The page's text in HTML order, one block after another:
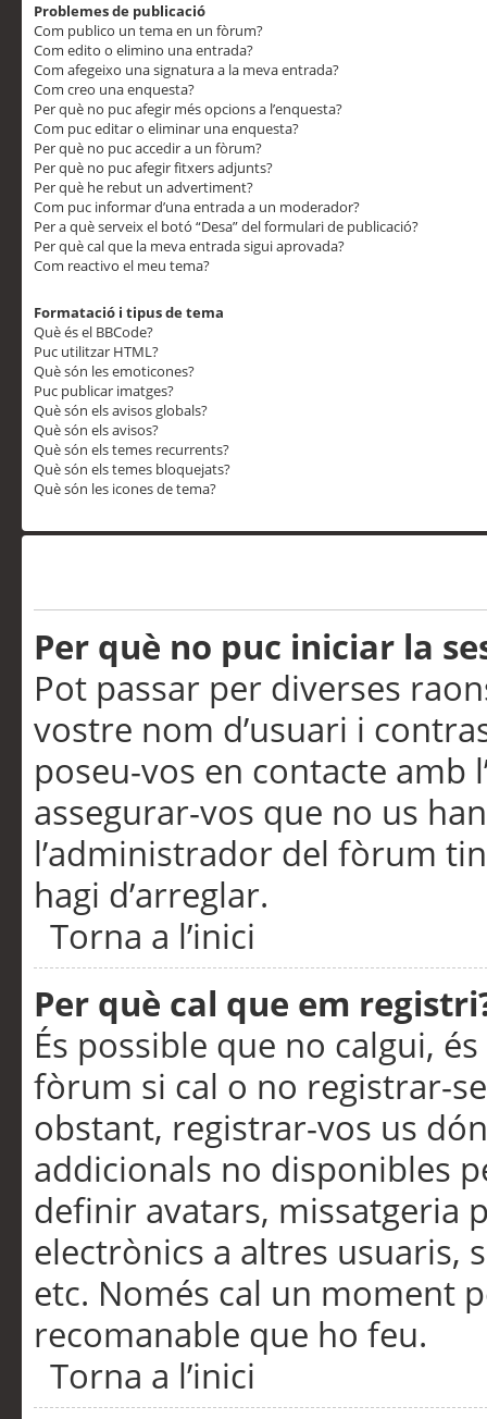
Problemes de publicació
Com publico un tema en un fòrum?
Com edito o elimino una entrada?
Com afegeixo una signatura a la meva entrada?
Com creo una enquesta?
Per què no puc afegir més opcions a l’enquesta?
Com puc editar o eliminar una enquesta?
Per què no puc accedir a un fòrum?
Per què no puc afegir fitxers adjunts?
Per què he rebut un advertiment?
Com puc informar d’una entrada a un moderador?
Per a què serveix el botó “Desa” del formulari de publicació?
Per què cal que la meva entrada sigui aprovada?
Com reactivo el meu tema?
Formatació i tipus de tema
Què és el BBCode?
Puc utilitzar HTML?
Què són les emoticones?
Puc publicar imatges?
Què són els avisos globals?
Què són els avisos?
Què són els temes recurrents?
Què són els temes bloquejats?
Què són les icones de tema?
Per què no puc iniciar la
Pot passar per diverses
vostre nom d’usuari i
poseu-vos en contacte
assegurar-vos que no us
l’administrador del fòrum
hagi d’arreglar.
Torna a l’inici
Per què cal que em
És possible que no calgui,
fòrum si cal o no registrar-
obstant, registrar-vos us
addicionals no disponibles
definir avatars, missatgeria
electrònics a altres usuaris,
etc. Només cal un moment
recomanable que ho feu.
Torna a l’inici